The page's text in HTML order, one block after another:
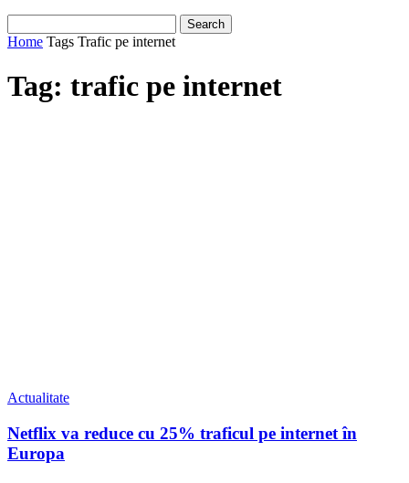
Home Tags Trafic pe internet
Tag: trafic pe internet
Actualitate
Netflix va reduce cu 25% traficul pe internet în
Europa